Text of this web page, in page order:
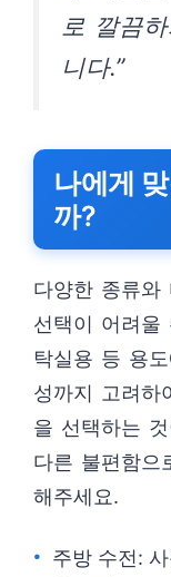
로 깔끔
니다.”
나에게
까?
다양한 종류와
선택이 어려울
탁실용 등 용
성까지 고려하
을 선택하는
다른 불편함으
해주세요.
주방 수전: